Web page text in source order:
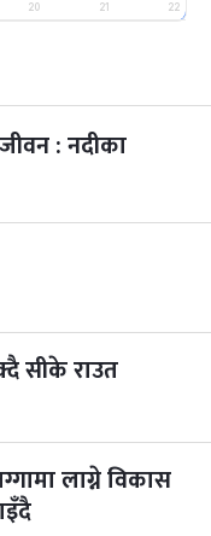
७ महिना बाँकी
20 21 22
: नदीका
सीके राउत
लाग्ने विकास